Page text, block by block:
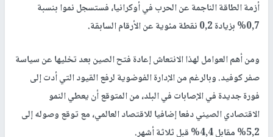
أزمة الطاقة الناجمة عن الحرب في أوكرانيا، فستسجل نموا بنسبة
0,7% بزيادة 0,2 نقطة مئوية عن الأرقام السابقة.
ومن أهم العوامل لهذا الانتعاش إعادة فتح الصين بعد تخليها عن سياسة
صفر كوفيد. وبالرغم من الإدارة الفوضوية لرفع القيود التي أدت إلى
فورة جديدة في الإصابات في البلد، من المتوقع أن يعطي النمو
الاقتصادي الصيني دفعا إضافيا للاقتصاد العالمي، مع توقع وصوله إلى
5,2% مقابل 4,4% قبل ثلاثة أشهر.